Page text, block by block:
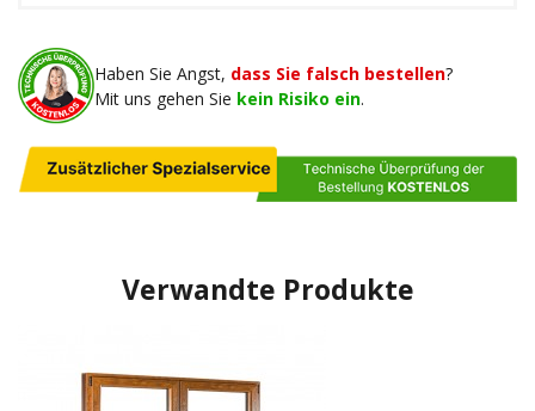
Haben Sie Angst, dass Sie falsch bestellen?
Mit uns gehen Sie kein Risiko ein.
Verwandte Produkte